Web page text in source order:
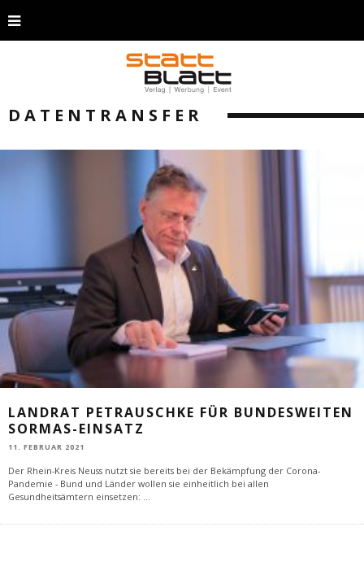
DATENTRANSFER
LANDRAT PETRAUSCHKE FÜR BUNDESWEITEN
SORMAS-EINSATZ
11. FEBRUAR 2021
Der Rhein-Kreis Neuss nutzt sie bereits bei der Bekämpfung der Corona-
Pandemie - Bund und Länder wollen sie einheitlich bei allen
Gesundheitsämtern einsetzen: ...